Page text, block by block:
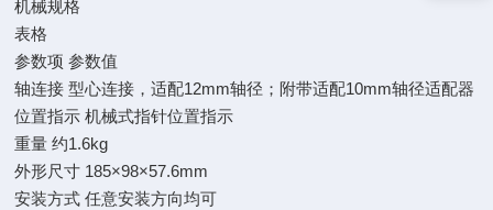
机械规格
表格
参数项参数值
轴连接型心连接，适配12mm轴径；附带适配10mm轴径适配器
位置指示机械式指针位置指示
重量约1.6kg
外形尺寸 185×98×57.6mm
安装方式任意安装方向均可